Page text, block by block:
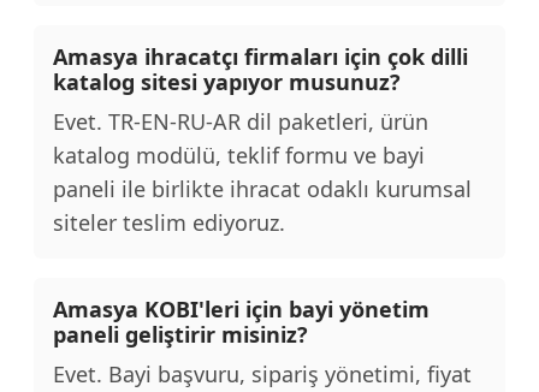
Amasya ihracatçı firmaları için çok dilli
katalog sitesi yapıyor musunuz?
Evet. TR-EN-RU-AR dil paketleri, ürün
katalog modülü, teklif formu ve bayi
paneli ile birlikte ihracat odaklı kurumsal
siteler teslim ediyoruz.
Amasya KOBI'leri için bayi yönetim
paneli geliştirir misiniz?
Evet. Bayi başvuru, sipariş yönetimi, fiyat